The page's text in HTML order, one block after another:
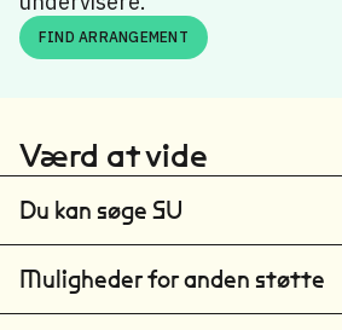
FIND ARRANGEMENT
Værd at vide
Du kan søge SU
Muligheder for anden støtte